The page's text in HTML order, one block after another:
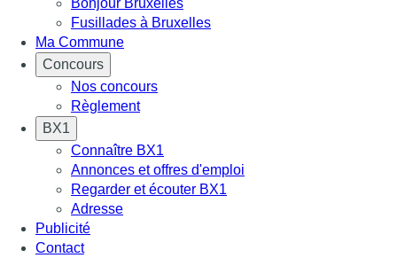
Fusillades à Bruxelles
Ma Commune
Concours
Nos concours
Règlement
BX1
Connaître BX1
Annonces et offres d'emploi
Regarder et écouter BX1
Adresse
Publicité
Contact